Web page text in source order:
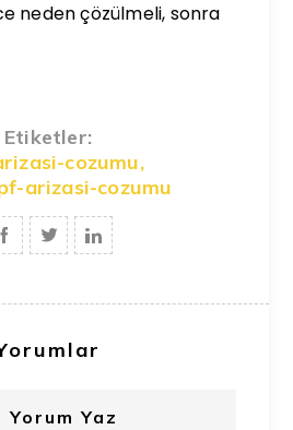
neden çözülmeli, sonra
Etiketler:
cozumu,
arizasi-cozumu
Yorum Yaz